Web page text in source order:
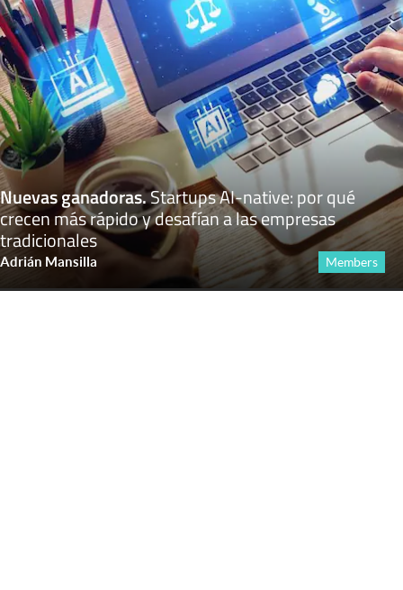
Nuevas ganadoras.Startups AI-native: por qué
crecen más rápido y desafían a las empresas
tradicionales
Adrián Mansilla Members